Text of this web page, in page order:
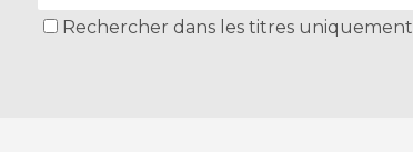
Rechercher dans les titres uniquement